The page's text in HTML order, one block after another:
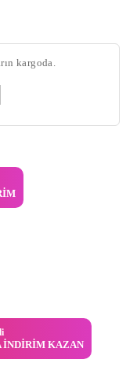
kargoda.
İNDIRIM KAZAN